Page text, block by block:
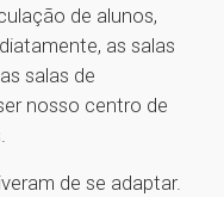
de alunos,
as salas
salas de
nosso centro de
de se adaptar.